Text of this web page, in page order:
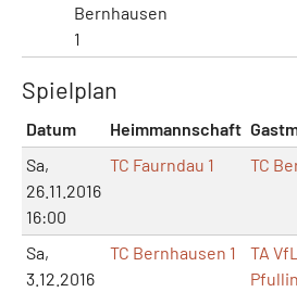
Bernhausen
1
Spielplan
Datum Heimmannschaft
Sa,
26.11.2016
16:00
TC Faurndau 1 TC
Sa,
3.12.2016
TC Bernhausen 1
TA VfL